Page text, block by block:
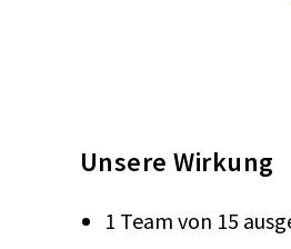
Unsere Wirkung
1 Team von 15